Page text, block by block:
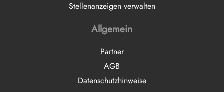
Stellenanzeigen verwalten
Allgemein
Partner
AGB
Datenschutzhinweise